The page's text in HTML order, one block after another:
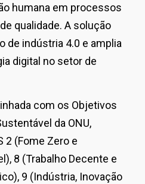
humana em processos
qualidade. A solução
de indústria 4.0 e amplia
digital no setor de
com os Objetivos
da ONU,
2 (Fome Zero e
8 (Trabalho Decente e
9 (Indústria, Inovação